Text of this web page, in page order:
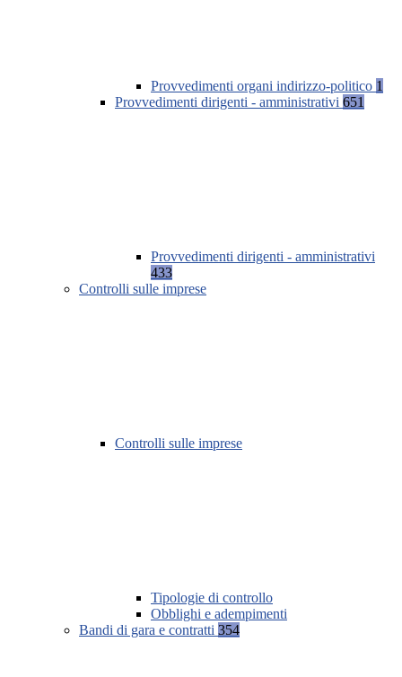
Provvedimenti organi indirizzo-politico 1
Provvedimenti dirigenti - amministrativi 651
Provvedimenti dirigenti - amministrativi
433
Controlli sulle imprese
Controlli sulle imprese
Tipologie di controllo
Obblighi e adempimenti
Bandi di gara e contratti 354